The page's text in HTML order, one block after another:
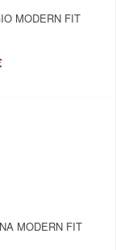
MODERN FIT
MODERN FIT